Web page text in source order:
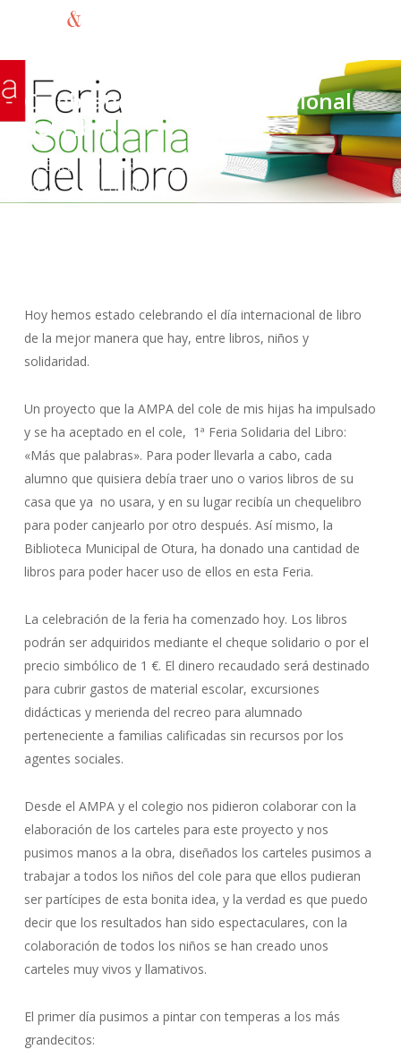
main
content
Celebrando el día Internacional
del Libro
BySara Morillas
23 abril,
2014
Actualidad
Hoy hemos estado celebrando el día internacional de libro
de la mejor manera que hay, entre libros, niños y
solidaridad.
Un proyecto que la AMPA del cole de mis hijas ha impulsado
y se ha aceptado en el cole, 1ª Feria Solidaria del Libro:
«Más que palabras». Para poder llevarla a cabo, cada
alumno que quisiera debía traer uno o varios libros de su
casa que ya no usara, y en su lugar recibía un chequelibro
para poder canjearlo por otro después. Así mismo, la
Biblioteca Municipal de Otura, ha donado una cantidad de
libros para poder hacer uso de ellos en esta Feria.
La celebración de la feria ha comenzado hoy. Los libros
podrán ser adquiridos mediante el cheque solidario o por el
precio simbólico de 1 €. El dinero recaudado será destinado
para cubrir gastos de material escolar, excursiones
didácticas y merienda del recreo para alumnado
perteneciente a familias calificadas sin recursos por los
agentes sociales.
Desde el AMPA y el colegio nos pidieron colaborar con la
elaboración de los carteles para este proyecto y nos
pusimos manos a la obra, diseñados los carteles pusimos a
trabajar a todos los niños del cole para que ellos pudieran
ser partícipes de esta bonita idea, y la verdad es que puedo
decir que los resultados han sido espectaculares, con la
colaboración de todos los niños se han creado unos
carteles muy vivos y llamativos.
El primer día pusimos a pintar con temperas a los más
grandecitos: